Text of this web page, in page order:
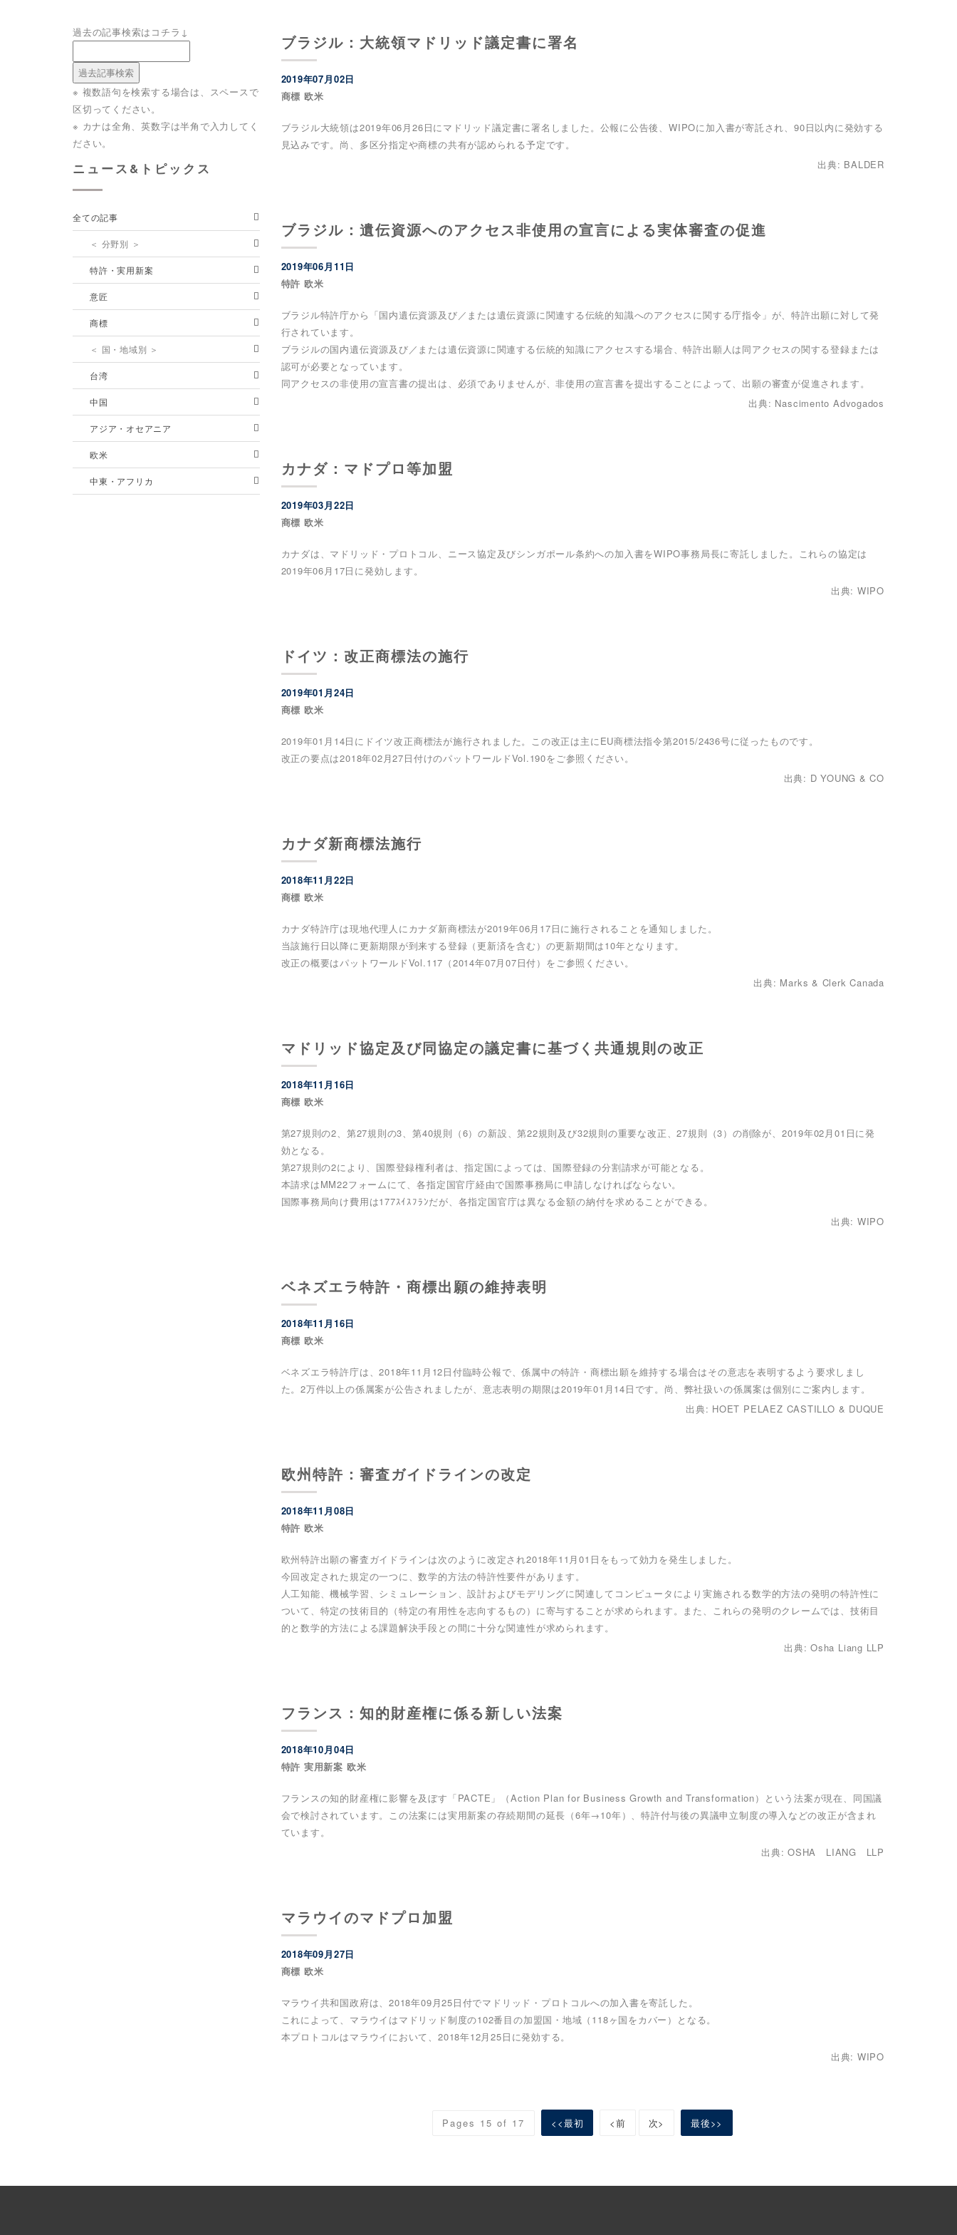
過去の記事検索はコチラ↓
※ 複数語句を検索する場合は、スペースで
区切ってください。
※ カナは全角、英数字は半角で入力してく
ださい。
ニュース&トピックス
全ての記事
＜ 分野別 ＞
特許・実用新案
意匠
商標
＜ 国・地域別 ＞
台湾
中国
アジア・オセアニア
欧米
中東・アフリカ
ブラジル：大統領マドリッド議定書に署名
2019年07月02日
商標 欧米
ブラジル大統領は2019年06月26日にマドリッド議定書に署名しました。公報に公告後、WIPOに加入書が寄託され、90日以内に発効する
見込みです。尚、多区分指定や商標の共有が認められる予定です。
出典: BALDER
ブラジル：遺伝資源へのアクセス非使用の宣言による実体審査の促進
2019年06月11日
特許 欧米
ブラジル特許庁から「国内遺伝資源及び／または遺伝資源に関連する伝統的知識へのアクセスに関する庁指令」が、特許出願に対して発
行されています。
ブラジルの国内遺伝資源及び／または遺伝資源に関連する伝統的知識にアクセスする場合、特許出願人は同アクセスの関する登録または
認可が必要となっています。
同アクセスの非使用の宣言書の提出は、必須でありませんが、非使用の宣言書を提出することによって、出願の審査が促進されます。
出典: Nascimento Advogados
カナダ：マドプロ等加盟
2019年03月22日
商標 欧米
カナダは、マドリッド・プロトコル、ニース協定及びシンガポール条約への加入書をWIPO事務局長に寄託しました。これらの協定は
2019年06月17日に発効します。
出典: WIPO
ドイツ：改正商標法の施行
2019年01月24日
商標 欧米
2019年01月14日にドイツ改正商標法が施行されました。この改正は主にEU商標法指令第2015/2436号に従ったものです。
改正の要点は2018年02月27日付けのパットワールドVol.190をご参照ください。
出典: D YOUNG & CO
カナダ新商標法施行
2018年11月22日
商標 欧米
カナダ特許庁は現地代理人にカナダ新商標法が2019年06月17日に施行されることを通知しました。
当該施行日以降に更新期限が到来する登録（更新済を含む）の更新期間は10年となります。
改正の概要はパットワールドVol.117（2014年07月07日付）をご参照ください。
出典: Marks & Clerk Canada
マドリッド協定及び同協定の議定書に基づく共通規則の改正
2018年11月16日
商標 欧米
第27規則の2、第27規則の3、第40規則（6）の新設、第22規則及び32規則の重要な改正、27規則（3）の削除が、2019年02月01日に発
効となる。
第27規則の2により、国際登録権利者は、指定国によっては、国際登録の分割請求が可能となる。
本請求はMM22フォームにて、各指定国官庁経由で国際事務局に申請しなければならない。
国際事務局向け費用は177ｽｲｽﾌﾗﾝだが、各指定国官庁は異なる金額の納付を求めることができる。
出典: WIPO
ベネズエラ特許・商標出願の維持表明
2018年11月16日
商標 欧米
ベネズエラ特許庁は、2018年11月12日付臨時公報で、係属中の特許・商標出願を維持する場合はその意志を表明するよう要求しまし
た。2万件以上の係属案が公告されましたが、意志表明の期限は2019年01月14日です。尚、弊社扱いの係属案は個別にご案内します。
出典: HOET PELAEZ CASTILLO & DUQUE
欧州特許：審査ガイドラインの改定
2018年11月08日
特許 欧米
欧州特許出願の審査ガイドラインは次のように改定され2018年11月01日をもって効力を発生しました。
今回改定された規定の一つに、数学的方法の特許性要件があります。
人工知能、機械学習、シミュレーション、設計およびモデリングに関連してコンピュータにより実施される数学的方法の発明の特許性に
ついて、特定の技術目的（特定の有用性を志向するもの）に寄与することが求められます。また、これらの発明のクレームでは、技術目
的と数学的方法による課題解決手段との間に十分な関連性が求められます。
出典: Osha Liang LLP
フランス：知的財産権に係る新しい法案
2018年10月04日
特許 実用新案 欧米
フランスの知的財産権に影響を及ぼす「PACTE」（Action Plan for Business Growth and Transformation）という法案が現在、同国議
会で検討されています。この法案には実用新案の存続期間の延長（6年→10年）、特許付与後の異議申立制度の導入などの改正が含まれ
ています。
出典: OSHA LIANG LLP
マラウイのマドプロ加盟
2018年09月27日
商標 欧米
マラウイ共和国政府は、2018年09月25日付でマドリッド・プロトコルへの加入書を寄託した。
これによって、マラウイはマドリッド制度の102番目の加盟国・地域（118ヶ国をカバー）となる。
本プロトコルはマラウイにおいて、2018年12月25日に発効する。
出典: WIPO
Pages 15 of 17 <<最初 <前 次> 最後>>